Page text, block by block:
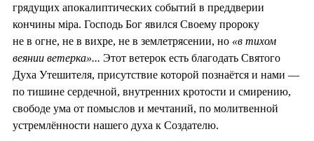
грядущих апокалиптических событий в преддверии
кончины мiра. Господь Бог явился Своему пророку
не в огне, не в вихре, не в землетрясении, но «в тихом
веянии ветерка»... Этот ветерок есть благодать Святого
Духа Утешителя, присутствие которой познаётся и нами —
по тишине сердечной, внутренних кротости и смирению,
свободе ума от помыслов и мечтаний, по молитвенной
устремлённости нашего духа к Создателю.